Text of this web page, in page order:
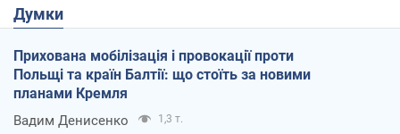
Думки
Прихована мобілізація і провокації проти
Польщі та країн Балтії: що стоїть за новими
планами Кремля
Вадим Денисенко 1,3 т.